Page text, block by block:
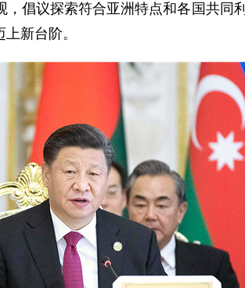
倡议探索符合亚洲特点和各国共同
新台阶。